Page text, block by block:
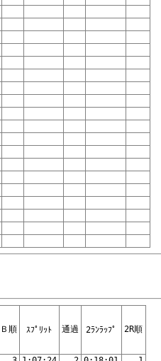
Ｂ順 ｽﾌﾟﾘｯﾄ 通過 2ﾗﾝﾗｯﾌﾟ 2R順